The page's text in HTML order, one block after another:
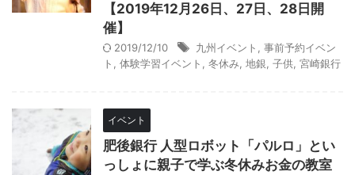
【2019年12月26日、27日、28日開
催】
2019/12/10 九州イベント
事前予約イベン
ト
体験学習イベント 冬休み 地銀 子供 宮崎銀行
イベント
肥後銀行 人型ロボット「パルロ」とい
っしょに親子で学ぶ冬休みお金の教室